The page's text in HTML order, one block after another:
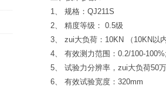
1、 规格：QJ211S
2、 精度等级： 0.5级
3、 zui大负荷：10KN （10KN以
4、 有效测力范围：0.2/100-100%;
5、 试验力分辨率，zui大负荷50
6、 有效试验宽度：320mm